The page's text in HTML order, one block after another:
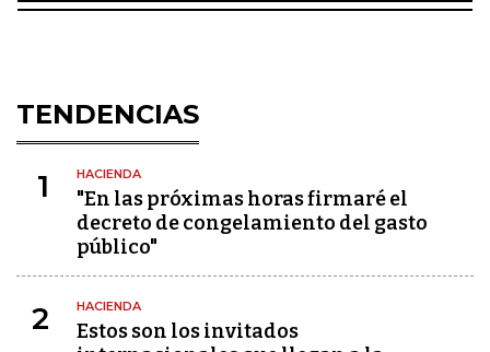
TENDENCIAS
1 HACIENDA
"En las próximas horas firmaré el
decreto de congelamiento del gasto
público"
2 HACIENDA
Estos son los invitados